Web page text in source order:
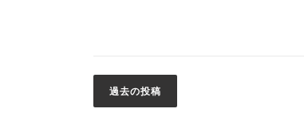
過去の投稿